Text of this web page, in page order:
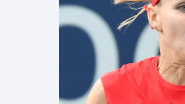
Curling
Dostihy
Florbal
Futsal